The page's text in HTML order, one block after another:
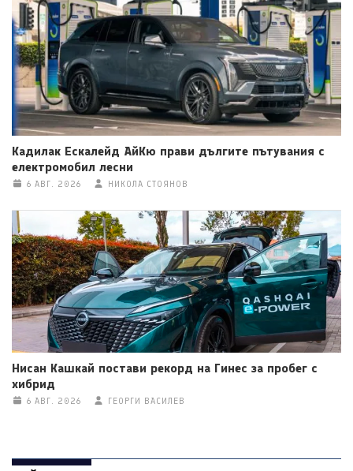
Кадилак Ескалейд АйКю прави дългите пътувания с
електромобил лесни
6 АВГ. 2026 НИКОЛА СТОЯНОВ
Нисан Кашкай постави рекорд на Гинес за пробег с
хибрид
6 АВГ. 2026 ГЕОРГИ ВАСИЛЕВ